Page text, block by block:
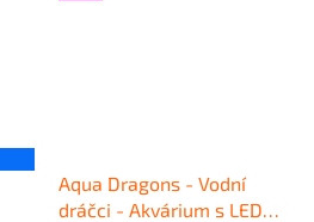
Aqua Dragons - Vodní
dráčci - Akvárium s LED